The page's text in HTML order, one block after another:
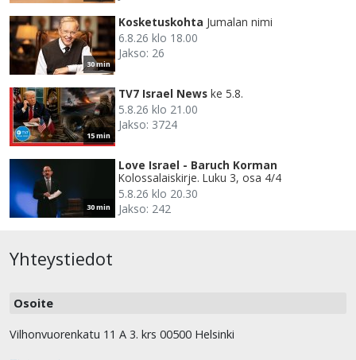
30 min
Kosketuskohta Jumalan nimi
6.8.26 klo 18.00
Jakso: 26
15 min
TV7 Israel News ke 5.8.
5.8.26 klo 21.00
Jakso: 3724
30 min
Love Israel - Baruch Korman
Kolossalaiskirje. Luku 3, osa 4/4
5.8.26 klo 20.30
Jakso: 242
Yhteystiedot
Osoite
Vilhonvuorenkatu 11 A 3. krs 00500 Helsinki